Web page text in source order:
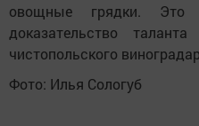
овощные грядки. Это
доказательство
чистопольского
Фото: Илья Сологуб